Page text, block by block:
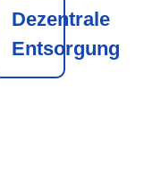
Dezentrale
Entsorgung